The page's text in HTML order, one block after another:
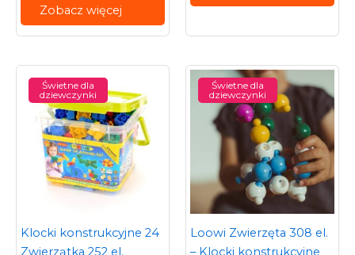
Zobacz więcej
Świetne dla
dziewczynki
Klocki konstrukcyjne 24
Zwierzątka 252 el.
Świetne dla
dziewczynki
Loowi Zwierzęta 308 el.
– Klocki konstrukcyjne